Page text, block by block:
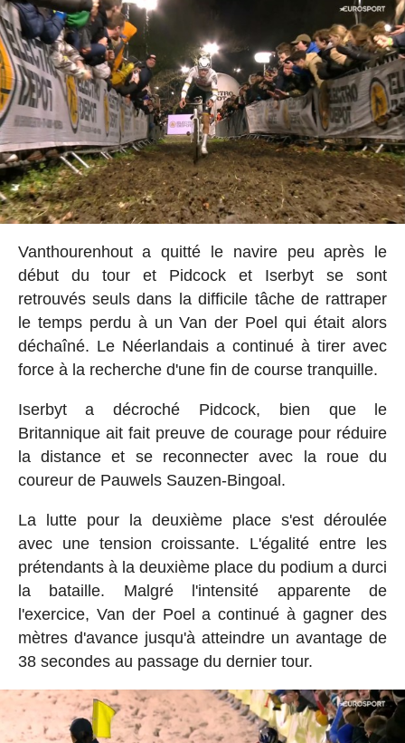
Vanthourenhout a quitté le navire peu après le
début du tour et Pidcock et Iserbyt se sont
retrouvés seuls dans la difficile tâche de rattraper
le temps perdu à un Van der Poel qui était alors
déchaîné. Le Néerlandais a continué à tirer avec
force à la recherche d'une fin de course tranquille.
Iserbyt a décroché Pidcock, bien que le
Britannique ait fait preuve de courage pour réduire
la distance et se reconnecter avec la roue du
coureur de Pauwels Sauzen-Bingoal.
La lutte pour la deuxième place s'est déroulée
avec une tension croissante. L'égalité entre les
prétendants à la deuxième place du podium a durci
la bataille. Malgré l'intensité apparente de
l'exercice, Van der Poel a continué à gagner des
mètres d'avance jusqu'à atteindre un avantage de
38 secondes au passage du dernier tour.